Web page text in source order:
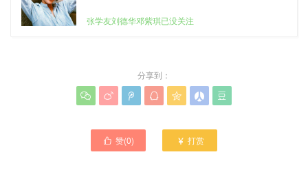
张学友刘德华邓紫琪已没关注
分享到：
      
 赞(0)  打赏